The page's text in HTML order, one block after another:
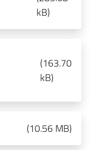
kB)
(163.70
kB)
(10.56 MB)